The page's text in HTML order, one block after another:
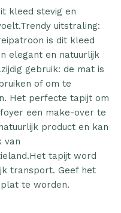
kleed stevig en
uitstraling:
is dit kleed
elegant en natuurlijk
gebruik: de mat is
of om te
Het perfecte tapijt om
een make-over te
product en kan
van
tapijt word
transport. Geef het
te worden.